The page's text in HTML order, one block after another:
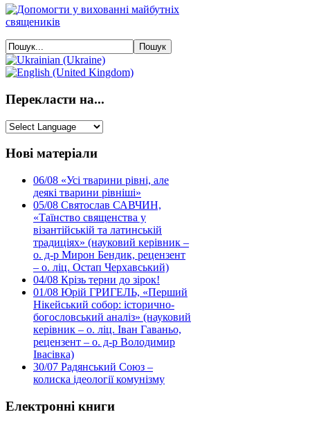
Перекласти на...
Нові матеріали
06/08 «Усі тварини рівні, але
деякі тварини рівніші»
05/08 Святослав САВЧИН,
«Таїнство священства у
візантійській та латинській
традиціях» (науковий керівник –
о. д-р Мирон Бендик, рецензент
– о. ліц. Остап Черхавський)
04/08 Крізь терни до зірок!
01/08 Юрій ГРИГЕЛЬ, «Перший
Нікейський собор: історично-
богословський аналіз» (науковий
керівник – о. ліц. Іван Гаваньо,
рецензент – о. д-р Володимир
Івасівка)
30/07 Радянський Союз –
колиска ідеології комунізму
Електронні книги